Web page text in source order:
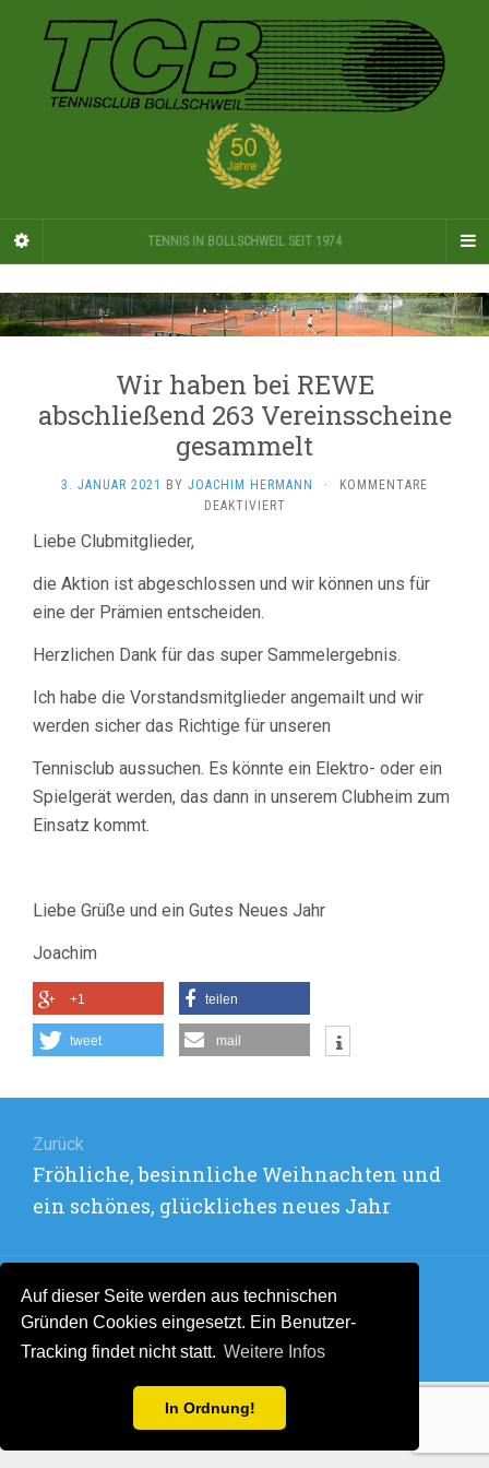
Auf dieser Seite werden aus technischen
Gründen Cookies eingesetzt. Ein Benutzer-
Tracking findet nicht statt. Weitere Infos
In Ordnung!
TENNIS IN BOLLSCHWEIL SEIT 1974
Wir haben bei REWE
abschließend 263 Vereinsscheine
gesammelt
3. JANUAR 2021 BY JOACHIM HERMANN ·
KOMMENTARE
DEAKTIVIERT
REWE
EREINSSCHEINE G
Liebe Clubmitglieder,
die Aktion ist abgeschlossen und wir können uns für
eine der Prämien entscheiden.
Herzlichen Dank für das super Sammelergebnis.
Ich habe die Vorstandsmitglieder angemailt und wir
werden sicher das Richtige für unseren
Tennisclub aussuchen. Es könnte ein Elektro- oder ein
Spielgerät werden, das dann in unserem Clubheim zum
Einsatz kommt.
Liebe Grüße und ein Gutes Neues Jahr
Joachim
+1 teilen
tweet mail
Zurück
Vorheriger
Beitrag:
Fröhliche, besinnliche Weihnachten und
ein schönes, glückliches neues Jahr
Weiter
Nächster
Beitrag:
Plätze frühest möglich herrichten
Stolz präsentiert von WordPress . Theme: Flat 1.7.11 by